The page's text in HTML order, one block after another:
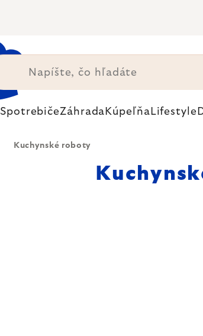
SpotrebičeZáhrada Kúpeľňa Lifestyle
Kuchynské roboty